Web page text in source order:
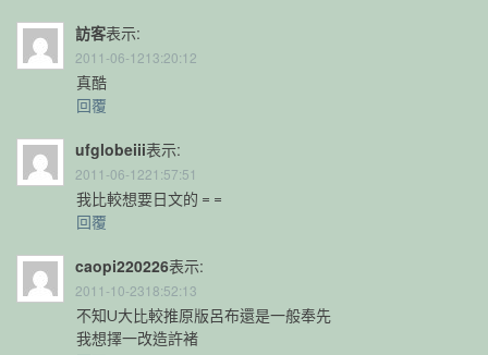
訪客表示:
2011-06-1213:20:12
真酷
回覆
ufglobeiii表示:
2011-06-1221:57:51
我比較想要日文的 = =
回覆
caopi220226表示:
2011-10-2318:52:13
不知U大比較推原版呂布還是一般奉先
我想擇一改造許褚